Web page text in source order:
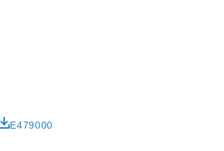
E479000